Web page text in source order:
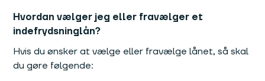
Hvordan vælger jeg eller fravælger et
indefrydsninglån?
Hvis du ønsker at vælge eller fravælge lånet, så skal
du gøre følgende: